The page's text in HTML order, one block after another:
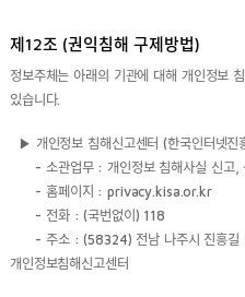
제12조 (권익침해 구제방법)
정보주체는 아래의 기관에 대해 개인정보
있습니다.
▶ 개인정보 침해신고센터 (한국인터넷진
- 소관업무 : 개인정보 침해사실 신고,
- 홈페이지 : privacy.kisa.or.kr
- 전화 : (국번없이) 118
- 주소 : (58324) 전남 나주시 진흥길
개인정보침해신고센터